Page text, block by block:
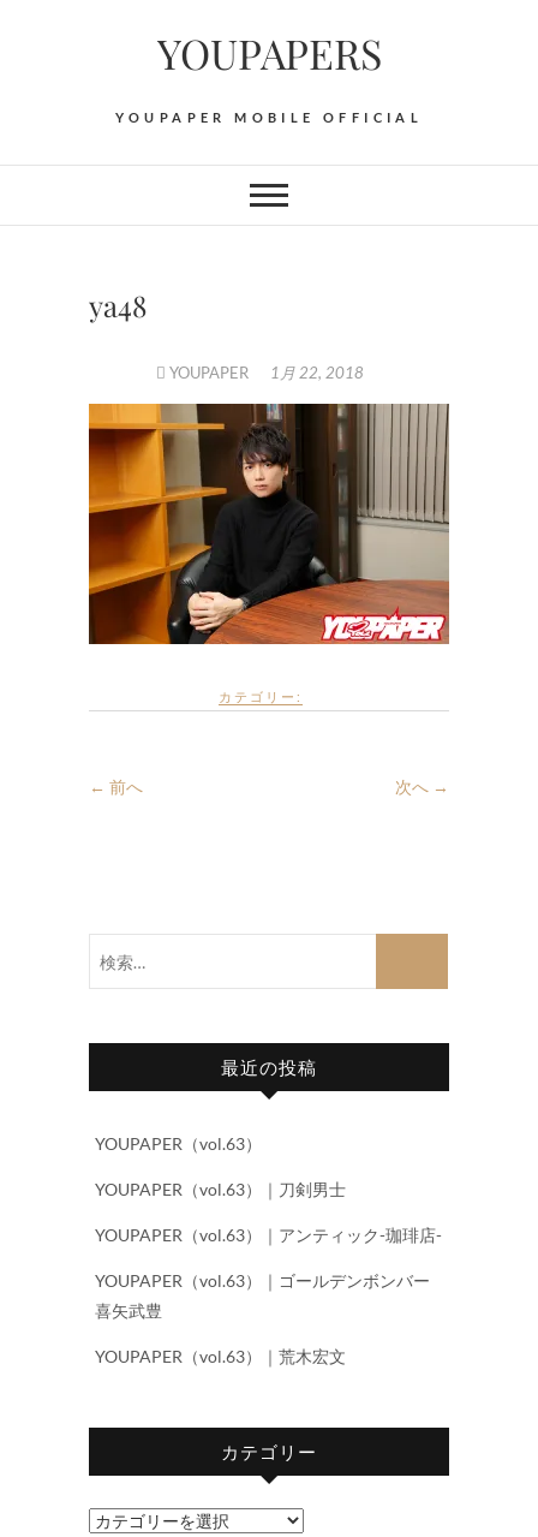
YOUPAPERS
YOUPAPER MOBILE OFFICIAL
ya48
YOUPAPER 1月 22, 2018
カテゴリー:
← 前へ 次へ →
最近の投稿
YOUPAPER（vol.63）
YOUPAPER（vol.63）｜刀剣男士
YOUPAPER（vol.63）｜アンティック-珈琲店-
YOUPAPER（vol.63）｜ゴールデンボンバー
喜矢武豊
YOUPAPER（vol.63）｜荒木宏文
カテゴリー
カ